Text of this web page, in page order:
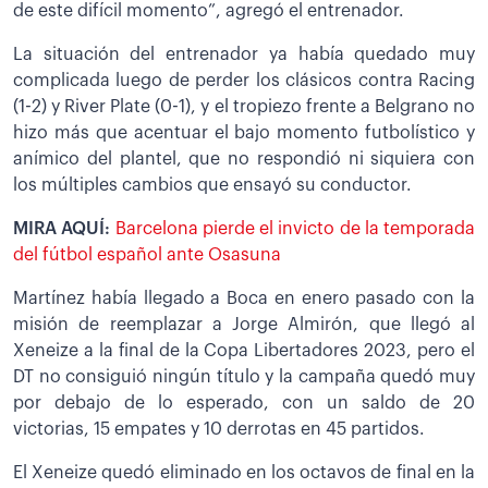
de este difícil momento”, agregó el entrenador.
La situación del entrenador ya había quedado muy
complicada luego de perder los clásicos contra Racing
(1-2) y River Plate (0-1), y el tropiezo frente a Belgrano no
hizo más que acentuar el bajo momento futbolístico y
anímico del plantel, que no respondió ni siquiera con
los múltiples cambios que ensayó su conductor.
MIRA AQUÍ: Barcelona pierde el invicto de la temporada
del fútbol español ante Osasuna
Martínez había llegado a Boca en enero pasado con la
misión de reemplazar a Jorge Almirón, que llegó al
Xeneize a la final de la Copa Libertadores 2023, pero el
DT no consiguió ningún título y la campaña quedó muy
por debajo de lo esperado, con un saldo de 20
victorias, 15 empates y 10 derrotas en 45 partidos.
El Xeneize quedó eliminado en los octavos de final en la